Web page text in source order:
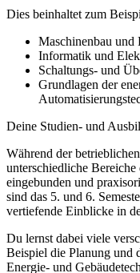
Dies beinhaltet zum
Maschinenbau und
Informatik und
Schaltungs- und
Grundlagen der
Deine Studien- und
Während der
unterschiedliche
eingebunden und
sind das 5. und 6.
vertiefende Einblicke in
Du lernst dabei viele
Beispiel die Planung und
Energie- und